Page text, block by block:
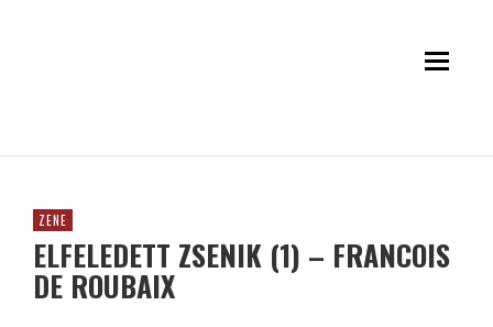
ZENE
ELFELEDETT ZSENIK (1) – FRANCOIS
DE ROUBAIX